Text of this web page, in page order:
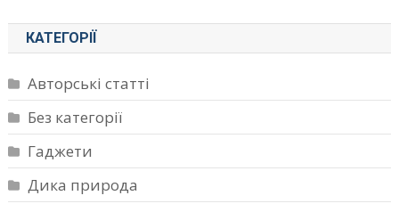
КАТЕГОРІЇ
Авторські статті
Без категорії
Гаджети
Дика природа